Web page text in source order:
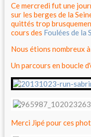
Ce mercredi fut une
sur les berges de la
quittés trop
cours des Foulées de la
Nous étions nombreux
Un parcours en boucle
Merci Jipé pour ces